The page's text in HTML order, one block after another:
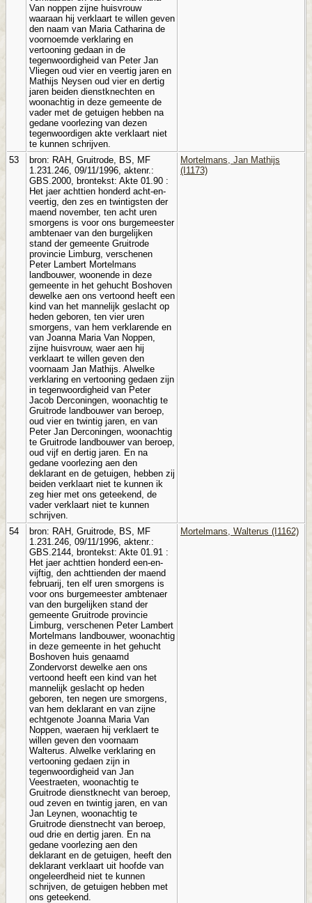
Van noppen zijne huisvrouw
waaraan hij verklaart te willen geven
den naam van Maria Catharina de
voornoemde verklaring en
vertooning gedaan in de
tegenwoordigheid van Peter Jan
Vliegen oud vier en veertig jaren en
Mathijs Neysen oud vier en dertig
jaren beiden dienstknechten en
woonachtig in deze gemeente de
vader met de getuigen hebben na
gedane voorlezing van dezen
tegenwoordigen akte verklaart niet
te kunnen schrijven.
53
bron: RAH, Gruitrode, BS, MF
1.231.246, 09/11/1996, aktenr.:
GBS.2000, brontekst: Akte 01.90 :
Het jaer achttien honderd acht-en-
veertig, den zes en twintigsten der
maend november, ten acht uren
smorgens is voor ons burgemeester
ambtenaer van den burgelijken
stand der gemeente Gruitrode
provincie Limburg, verschenen
Peter Lambert Mortelmans
landbouwer, woonende in deze
gemeente in het gehucht Boshoven
dewelke aen ons vertoond heeft een
kind van het mannelijk geslacht op
heden geboren, ten vier uren
smorgens, van hem verklarende en
van Joanna Maria Van Noppen,
zijne huisvrouw, waer aen hij
verklaart te willen geven den
voornaam Jan Mathijs. Alwelke
verklaring en vertooning gedaen zijn
in tegenwoordigheid van Peter
Jacob Derconingen, woonachtig te
Gruitrode landbouwer van beroep,
oud vier en twintig jaren, en van
Peter Jan Derconingen, woonachtig
te Gruitrode landbouwer van beroep,
oud vijf en dertig jaren. En na
gedane voorlezing aen den
deklarant en de getuigen, hebben zij
beiden verklaart niet te kunnen ik
zeg hier met ons geteekend, de
vader verklaart niet te kunnen
schrijven.
Mortelmans, Jan Mathijs
(I1173)
54
bron: RAH, Gruitrode, BS, MF
1.231.246, 09/11/1996, aktenr.:
GBS.2144, brontekst: Akte 01.91 :
Het jaer achttien honderd een-en-
vijftig, den achttienden der maend
februarij, ten elf uren smorgens is
voor ons burgemeester ambtenaer
van den burgelijken stand der
gemeente Gruitrode provincie
Limburg, verschenen Peter Lambert
Mortelmans landbouwer, woonachtig
in deze gemeente in het gehucht
Boshoven huis genaamd
Zondervorst dewelke aen ons
vertoond heeft een kind van het
mannelijk geslacht op heden
geboren, ten negen ure smorgens,
van hem deklarant en van zijne
echtgenote Joanna Maria Van
Noppen, waeraen hij verklaert te
willen geven den voornaam
Walterus. Alwelke verklaring en
vertooning gedaen zijn in
tegenwoordigheid van Jan
Veestraeten, woonachtig te
Gruitrode dienstknecht van beroep,
oud zeven en twintig jaren, en van
Jan Leynen, woonachtig te
Gruitrode dienstnecht van beroep,
oud drie en dertig jaren. En na
gedane voorlezing aen den
deklarant en de getuigen, heeft den
deklarant verklaart uit hoofde van
ongeleerdheid niet te kunnen
schrijven, de getuigen hebben met
ons geteekend.
Mortelmans, Walterus (I1162)